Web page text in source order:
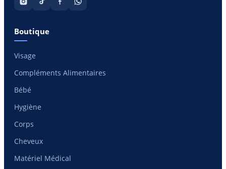
Boutique
Visage
Compléments Alimentaires
Bébé
Hygiène
Corps
Cheveux
Matériel Médical